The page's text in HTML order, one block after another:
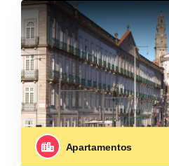
Apartamentos